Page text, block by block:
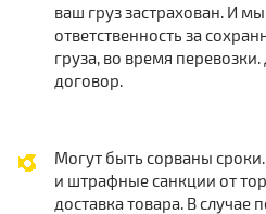
ваш груз застрахован. И
ответственность за
груза, во время
договор.
Могут быть сорваны
и штрафные санкции от
доставка товара. В случае